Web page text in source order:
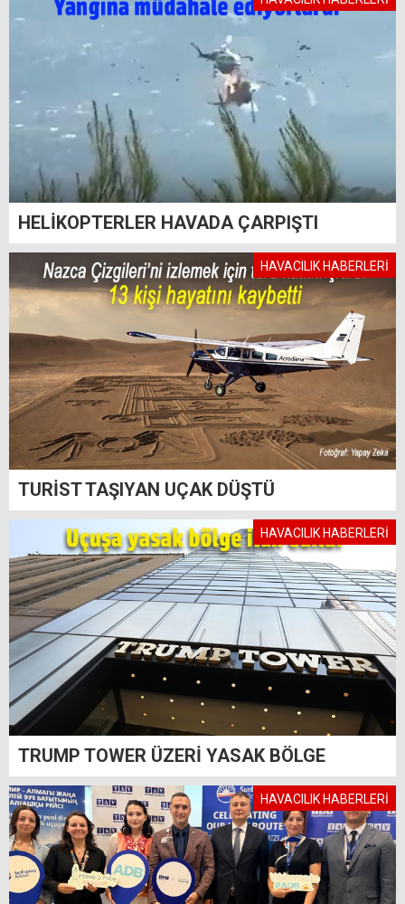
HELİKOPTERLER HAVADA ÇARPIŞTI
HAVACILIK HABERLERİ
TURİST TAŞIYAN UÇAK DÜŞTÜ
HAVACILIK HABERLERİ
TRUMP TOWER ÜZERİ YASAK BÖLGE
HAVACILIK HABERLERİ